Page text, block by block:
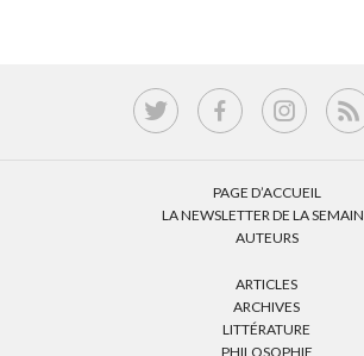
PAGE D’ACCUEIL
LA NEWSLETTER DE LA
AUTEURS
ARTICLES
ARCHIVES
LITTÉRATURE
PHILOSOPHIE